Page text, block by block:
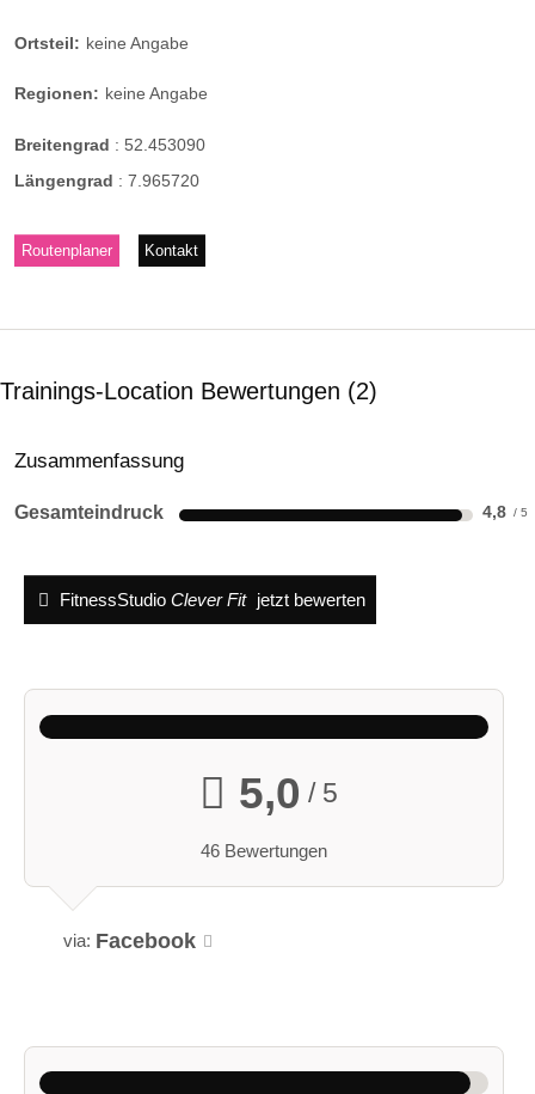
Ortsteil: keine Angabe
Regionen: keine Angabe
Breitengrad : 52.453090
Längengrad : 7.965720
Routenplaner Kontakt
Trainings-Location Bewertungen 2
Zusammenfassung
Gesamteindruck 4,8
FitnessStudio Clever Fit jetzt bewerten
5,0 / 5
46 Bewertungen
via: Facebook